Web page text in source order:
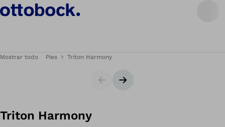
Mostrar todo Pies Triton Harmony
DiapositivaSiguiente diapositiva
Triton Harmony